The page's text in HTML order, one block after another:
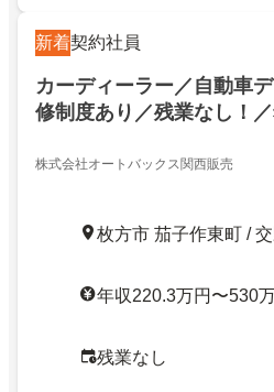
新着契約社員
カーディーラー／自動車
修制度あり／残業なし！
株式会社オートバックス関西販売
枚方市 茄子作東町 /
年収220.3万円〜530
残業なし